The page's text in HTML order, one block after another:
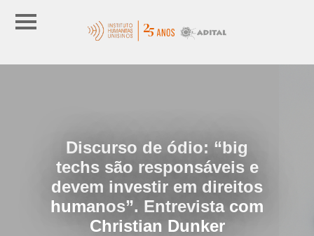
Discurso de ódio: “big
techs são responsáveis e
devem investir em direitos
humanos”. Entrevista com
Christian Dunker